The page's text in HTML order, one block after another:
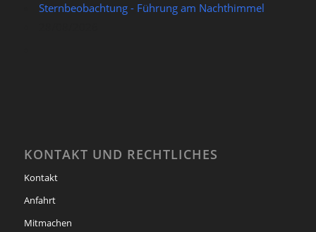
Sternbeobachtung - Führung am Nachthimmel
KONTAKT UND RECHTLICHES
Kontakt
Anfahrt
Mitmachen